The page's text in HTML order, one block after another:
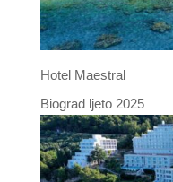
Hotel Maestral
Biograd ljeto 2025